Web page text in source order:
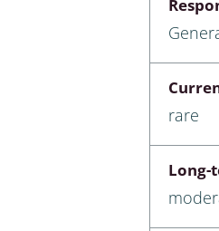
Diptera: Thaumaleidae
Lepidoptera: Noctuoidea
rare
Long-